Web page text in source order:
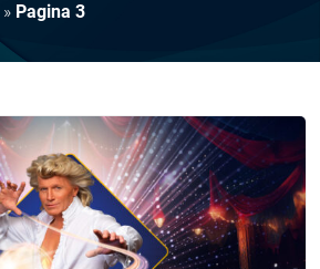
» Pagina 3